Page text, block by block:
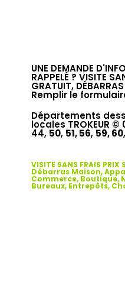
UNE DEMANDE
RAPPELÉ ? VISITE
GRATUIT, DÉBARRAS
Remplir le
Départements
locales TROKEUR ©
44, 50, 51, 56, 59, 60
VISITE SANS FRAIS PRIX
Débarras Maison,
Commerce, Boutique,
Bureaux, Entrepôts,